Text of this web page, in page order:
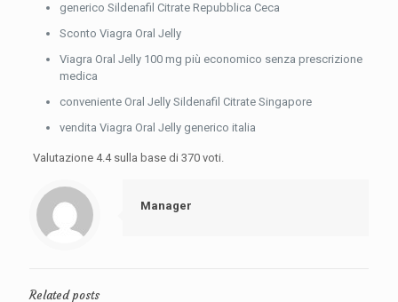
generico Sildenafil Citrate Repubblica Ceca
Sconto Viagra Oral Jelly
Viagra Oral Jelly 100 mg più economico senza prescrizione
medica
conveniente Oral Jelly Sildenafil Citrate Singapore
vendita Viagra Oral Jelly generico italia
Valutazione 4.4sulla base di 370voti.
Manager
Related posts